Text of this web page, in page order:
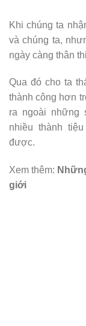
Khi chúng ta
và chúng ta,
ngày càng thân
Qua đó cho ta
thành công hơn
ra ngoài những
nhiều thành
được.
Xem thêm:
giới